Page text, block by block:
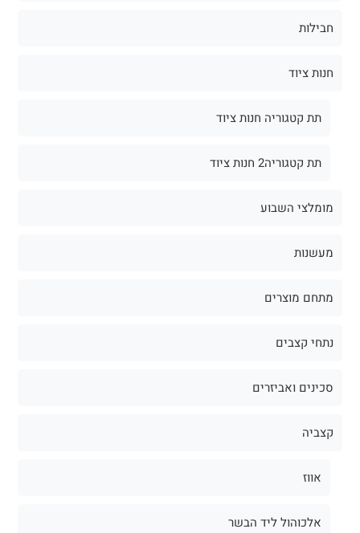
חבילות
חנות ציוד
תת קטגוריה חנות ציוד
תת קטגוריה2 חנות ציוד
מומלצי השבוע
מעשנות
מתחם מוצרים
נתחי קצבים
סכינים ואביזרים
קצביה
אווז
אלכוהול ליד הבשר